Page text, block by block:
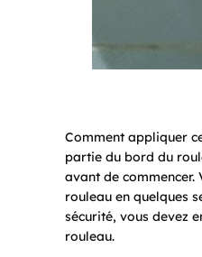
Comment appliquer
partie du bord du
avant de
rouleau en quelques
sécurité, vous devez
rouleau.